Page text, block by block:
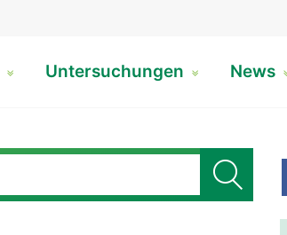
Untersuchungen News